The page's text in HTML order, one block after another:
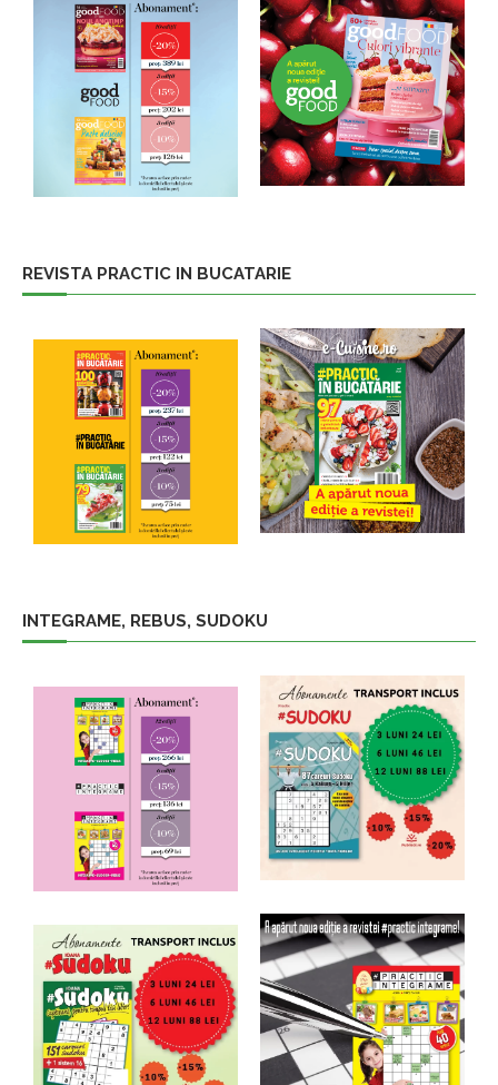
REVISTA PRACTIC IN BUCATARIE
INTEGRAME, REBUS, SUDOKU